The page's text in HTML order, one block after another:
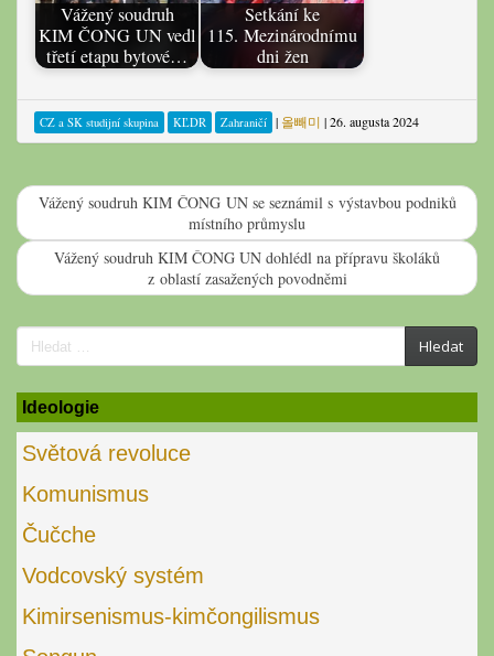
Vážený soudruh
KIM ČONG UN vedl
třetí etapu bytové…
Setkání ke
115. Mezinárodnímu
dni žen
CZ a SK studijní skupina KĽDR Zahraničí | 올빼미 |26. augusta 2024
Vážený soudruh KIM ČONG UN se seznámil s výstavbou podniků
místního průmyslu
Vážený soudruh KIM ČONG UN dohlédl na přípravu školáků
z oblastí zasažených povodněmi
Search
for:
Hledat
Ideologie
Světová revoluce
Komunismus
Čučche
Vodcovský systém
Kimirsenismus-kimčongilismus